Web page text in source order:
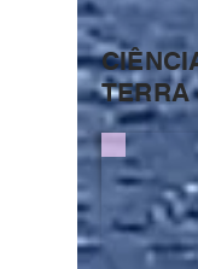
TERRA